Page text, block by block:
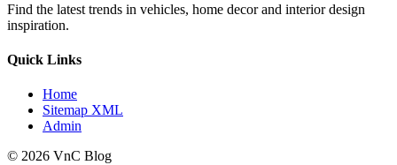
Find the latest trends in vehicles, home decor and interior design
inspiration.
Quick Links
Home
Sitemap XML
Admin
© 2026 VnC Blog